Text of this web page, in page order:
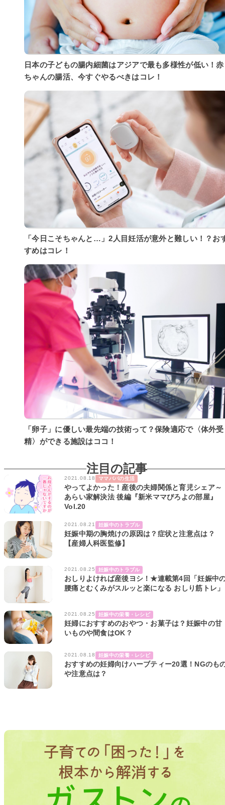
日本の子どもの腸内細菌はアジアで最も多様性が低い！赤
ちゃんの腸活、今すぐやるべきはコレ！
「今日こそちゃんと…」2人目妊活が意外と難しい！？お
すめはコレ！
「卵子」に優しい最先端の技術って？保険適応で〈体外受
精〉ができる施設はココ！
注目の記事
2021.08.18 ママパパの生活
やってよかった！産後の夫婦関係と育児シェア～
あらい家解決法 後編『新米ママぴろよの部屋』
Vol.20
2021.08.21 妊娠中のトラブル
妊娠中期の胸焼けの原因は？症状と注意点は？
【産婦人科医監修】
2021.08.25 妊娠中のトラブル
おしりよければ産後ヨシ！★連載第4回「妊娠中
腰痛とむくみがスルッと楽になる おしり筋トレ」
2021.08.25 妊娠中の栄養・レシピ
妊婦におすすめのおやつ・お菓子は？妊娠中の甘
いものや間食はOK？
2021.08.18 妊娠中の栄養・レシピ
おすすめの妊婦向けハーブティー20選！NGのも
や注意点は？